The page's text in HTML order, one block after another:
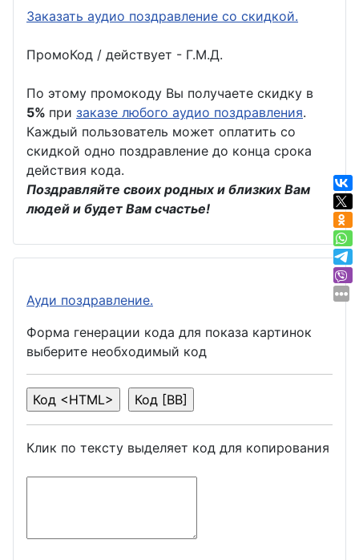
Заказать аудио поздравление со скидкой.
ПромоКод / действует - Г.М.Д.
По этому промокоду Вы получаете скидку в
5% при заказе любого аудио поздравления.
Каждый пользователь может оплатить со
скидкой одно поздравление до конца срока
действия кода.
Поздравляйте своих родных и близких Вам
людей и будет Вам счастье!
Ауди поздравление.
Форма генерации кода для показа картинок
выберите необходимый код
Клик по тексту выделяет код для копирования